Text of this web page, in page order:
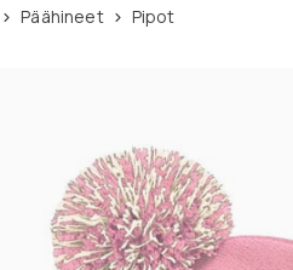
Päähineet Pipot